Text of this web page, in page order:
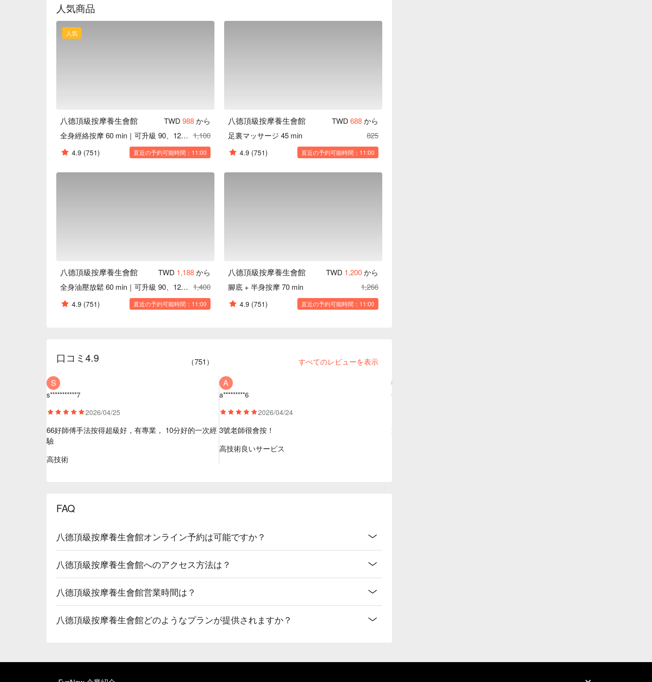
人気商品
人気
八德頂級按摩養生會館 TWD 988から
全身經絡按摩 60 min｜可升級 90、120 min 1,100
4.9 (751) 直近の予約可能時間：11:00
八德頂級按摩養生會館 TWD 688から
足裏マッサージ 45 min
825
4.9 (751) 直近の予約可能時間：11:00
八德頂級按摩養生會館 TWD 1,188から
全身油壓放鬆 60 min｜可升級 90、120 min 1,400
4.9 (751) 直近の予約可能時間：11:00
八德頂級按摩養生會館 TWD 1,200から
腳底 + 半身按摩 70 min
1,266
4.9 (751) 直近の予約可能時間：11:00
口コミ 4.9 （751） すべてのレビューを表示
S
s***********7
2026/04/25
66好師傅手法按得超級好，有專業， 10分好的一次經
驗
高技術
A
a*********6
2026/04/24
3號老師很會按！
高技術良いサービス
C********o
通常2-3個月左右會來按一下，很不錯，很舒服
FAQ
八德頂級按摩養生會館オンライン予約は可能ですか？
八德頂級按摩養生會館へのアクセス方法は？
八德頂級按摩養生會館営業時間は？
八德頂級按摩養生會館どのようなプランが提供されますか？